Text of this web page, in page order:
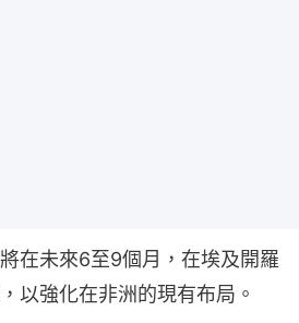
在未來6至9個月，在埃及開羅
以強化在非洲的現有布局。